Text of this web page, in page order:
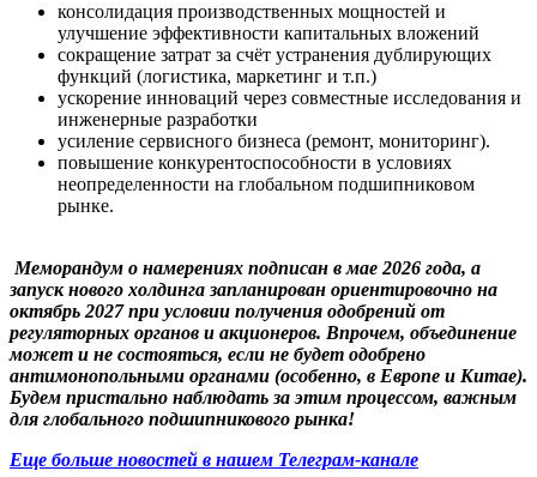
консолидация производственных мощностей и
улучшение эффективности капитальных вложений
сокращение затрат за счёт устранения дублирующих
функций (логистика, маркетинг и т.п.)
ускорение инноваций через совместные исследования и
инженерные разработки
усиление сервисного бизнеса (ремонт, мониторинг).
повышение конкурентоспособности в условиях
неопределенности на глобальном подшипниковом
рынке.
Меморандум о намерениях подписан в мае 2026 года, а
запуск нового холдинга запланирован ориентировочно на
октябрь 2027 при условии получения одобрений от
регуляторных органов и акционеров. Впрочем, объединение
может и не состояться, если не будет одобрено
антимонопольными органами (особенно, в Европе и Китае).
Будем пристально наблюдать за этим процессом, важным
для глобального подшипникового рынка!
Еще больше новостей в нашем Телеграм-канале